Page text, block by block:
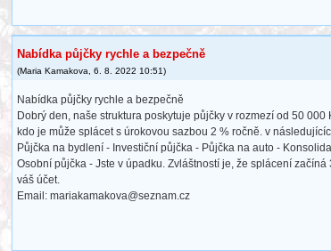
Nabídka půjčky rychle a bezpečně
(Maria Kamakova, 6. 8. 2022 10:51)
Nabídka půjčky rychle a bezpečně
Dobrý den, naše struktura poskytuje půjčky v rozmezí od 50
kdo je může splácet s úrokovou sazbou 2 % ročně. v
Půjčka na bydlení - Investiční půjčka - Půjčka na auto -
Osobní půjčka - Jste v úpadku. Zvláštností je, že splácení
váš účet.
Email: mariakamakova@seznam.cz